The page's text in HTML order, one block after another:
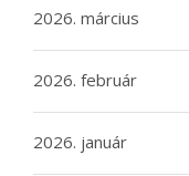
2026. március
2026. február
2026. január